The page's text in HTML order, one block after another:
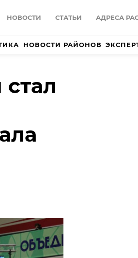
НОВОСТИ СТАТЬИ АДРЕСА
НОВОСТИ РАЙОНОВ